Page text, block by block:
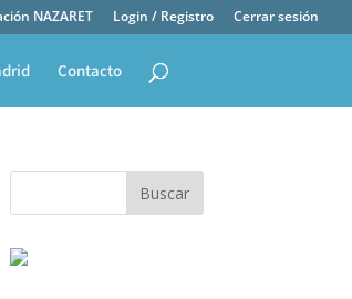
NAZARET Login / Registro Cerrar sesión
Contacto